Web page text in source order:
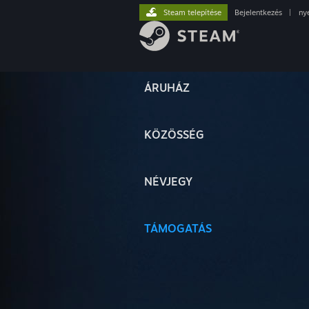
ÁRUHÁZ
KÖZÖSSÉG
NÉVJEGY
TÁMOGATÁS
Steam telepítése Bejelentkezés